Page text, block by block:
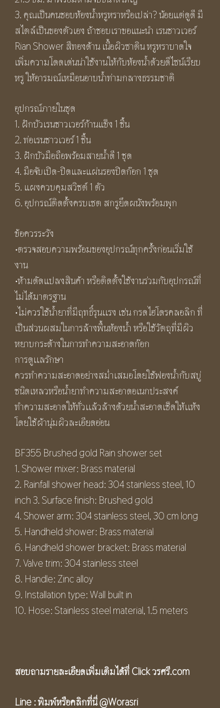
3. คุณเป็นคนชอบห้องน้ำหรูหราหรือเปล่า? น้อยแต่ดูดี มี
สไตล์เป็นของตัวเอง ถ้าชอบเราขอแนะนำ เรนชาวเวอร์
Rian Shower สีทองด้าน เนื้อผิวซาติน หรูหราบาดใจ
เพิ่มความโดดเด่นน่าใช้งานให้กับห้องน้ำด้วยดีไซน์เรียบ
หรู ให้อารมณ์เหมือนอาบน้ำท่ามกลางธรรมชาติ
อุปกรณ์ภายในชุด
1. ฝักบัวเรนชาวเวอร์ก้านแข็ง 1 ชิ้น
2. ท่อเรนชาวเวอร์ 1 ชิ้น
3. ฝักบัวมือถือพร้อมสายน้ำดี 1 ชุด
4. มือจับเปิด-ปิดและแผ่นรองปิดก๊อก 1 ชุด
5. แผงควบคุมสวิชต์ 1 ตัว
6. อุปกรณ์ติดตั้งครบเซต สกรูยึดผนังพร้อมพุก
ข้อควรระวัง
•ตรวจสอบความพร้อมของอุปกรณ์ทุกครั้งก่อนเริ่มใช้
งาน
•ห้ามดัดแปลงสินค้า หรือติดตั้งใช้งานร่วมกับอุปกรณ์ที่
ไม่ได้มาตรฐาน
•ไม่ควรใช้น้ำยาที่มีฤทธิ์รุนเเรง เช่น กรดไฮโดรคลอลิก ที่
เป็นส่วนผสมในการล้างพื้นห้องน้ำ หรือใช้วัตถุที่มีผิว
หยาบกระด้างในการทำความสะอาดก๊อก
การดูเเลรักษา
ควรทำความสะอาดอย่างสม่ำเสมอโดยใช้ฟองน้ำกับสบู่
ชนิดเหลวหรือน้ำยาทำความสะอาดอเนกประสงค์
ทำความสะอาดให้ทั่วเเล้วล้างด้วยน้ำสะอาดเช็ดให้เเห้ง
โดยใช้ผ้านุ่มผิวละเอียดอ่อน
BF355 Brushed gold Rain shower set
1. Shower mixer: Brass material
2. Rainfall shower head: 304 stainless steel, 10
inch 3. Surface finish: Brushed gold
4. Shower arm: 304 stainless steel, 30 cm long
5. Handheld shower: Brass material
6. Handheld shower bracket: Brass material
7. Valve trim: 304 stainless steel
8. Handle: Zinc alloy
9. Installation type: Wall built in
10. Hose: Stainless steel material, 1.5 meters
สอบถามรายละเอียดเพิ่มเติมได้ที่ Clickวรศรี.com
Line :พิมพ์หรือคลิกที่นี่@Worasri